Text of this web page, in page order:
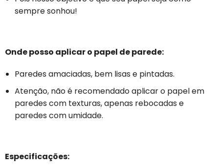
sempre sonhou!
Onde posso aplicar o papel de parede:
Paredes amaciadas, bem lisas e pintadas.
Atenção, não é recomendado aplicar o papel em
paredes com texturas, apenas rebocadas e
paredes com umidade.
Especificações: